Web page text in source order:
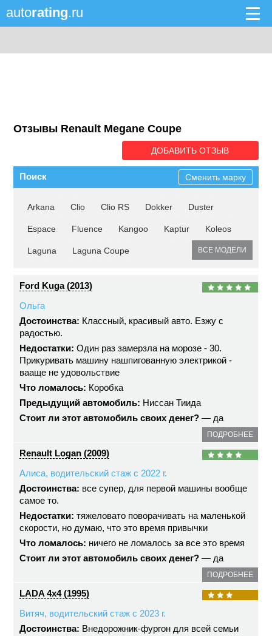
autorating.ru
Отзывы Renault Megane Coupe
ДОБАВИТЬ ОТЗЫВ
Поиск Сменить марку
Arkana Clio Clio RS Dokker Duster
Espace Fluence Kangoo Kaptur Koleos
Laguna Laguna Coupe ВСЕ МОДЕЛИ
Ford Kuga (2013)
Ольга
Достоинства: Классный, красивый авто. Езжу с
радостью.
Недостатки: Один раз замерзла на морозе - 30.
Прикуривать машину нашпигованную электрикой -
вааще не удовольствие
Что ломалось: Коробка
Предыдущий автомобиль: Ниссан Тиида
Стоит ли этот автомобиль своих денег? — да
ПОДРОБНЕЕ
Renault Logan (2009)
Алиса, водительский стаж с 2022 г.
Достоинства: все супер, для первой машины вообще
самое то.
Недостатки: тяжеловато поворачивать на маленькой
скорости, но думаю, что это время привычки
Что ломалось: ничего не ломалось за все это время
Стоит ли этот автомобиль своих денег? — да
ПОДРОБНЕЕ
LADA 4x4 (1995)
Витяч, водительский стаж с 2023 г.
Достоинства: Внедорожник-фургон для всей семьи